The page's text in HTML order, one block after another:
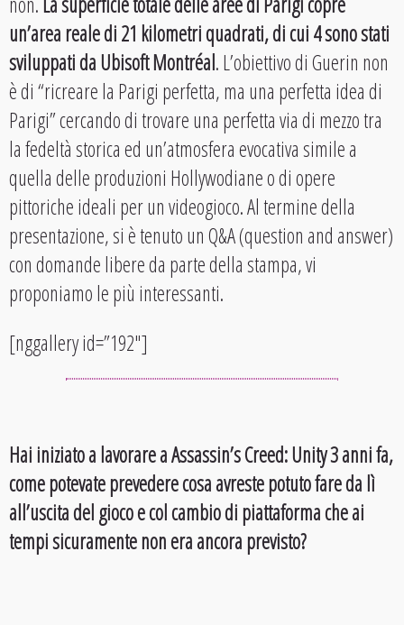
un’area reale di 21 kilometri quadrati, di cui 4 sono stati
sviluppati da Ubisoft Montréal. L’obiettivo di Guerin non
è di “ricreare la Parigi perfetta, ma una perfetta idea di
Parigi” cercando di trovare una perfetta via di mezzo tra
la fedeltà storica ed un’atmosfera evocativa simile a
quella delle produzioni Hollywodiane o di opere
pittoriche ideali per un videogioco. Al termine della
presentazione, si è tenuto un Q&A (question and answer)
con domande libere da parte della stampa, vi
proponiamo le più interessanti.
[nggallery id=”192″]
Hai iniziato a lavorare a Assassin’s Creed: Unity 3 anni fa,
come potevate prevedere cosa avreste potuto fare da lì
all’uscita del gioco e col cambio di piattaforma che ai
tempi sicuramente non era ancora previsto?